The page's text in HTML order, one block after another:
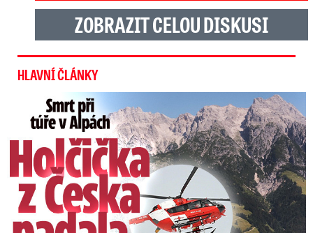
ZOBRAZIT CELOU DISKUSI
HLAVNÍ ČLÁNKY
Smrt Češky v Alpách: Zemřela při túře s rodiči